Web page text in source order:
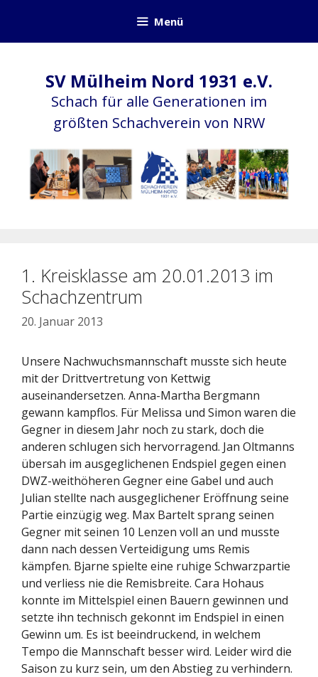
springen
Menü
SV Mülheim Nord 1931 e.V.
Schach für alle Generationen im
größten Schachverein von NRW
1. Kreisklasse am 20.01.2013 im
Schachzentrum
20. Januar 2013
Unsere Nachwuchsmannschaft musste sich heute
mit der Drittvertretung von Kettwig
auseinandersetzen. Anna-Martha Bergmann
gewann kampflos. Für Melissa und Simon waren die
Gegner in diesem Jahr noch zu stark, doch die
anderen schlugen sich hervorragend. Jan Oltmanns
übersah im ausgeglichenen Endspiel gegen einen
DWZ-weithöheren Gegner eine Gabel und auch
Julian stellte nach ausgeglichener Eröffnung seine
Partie einzügig weg. Max Bartelt sprang seinen
Gegner mit seinen 10 Lenzen voll an und musste
dann nach dessen Verteidigung ums Remis
kämpfen. Bjarne spielte eine ruhige Schwarzpartie
und verliess nie die Remisbreite. Cara Hohaus
konnte im Mittelspiel einen Bauern gewinnen und
setzte ihn technisch gekonnt im Endspiel in einen
Gewinn um. Es ist beeindruckend, in welchem
Tempo die Mannschaft besser wird. Leider wird die
Saison zu kurz sein, um den Abstieg zu verhindern.